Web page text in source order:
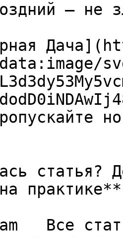
— не
статья?
практике**